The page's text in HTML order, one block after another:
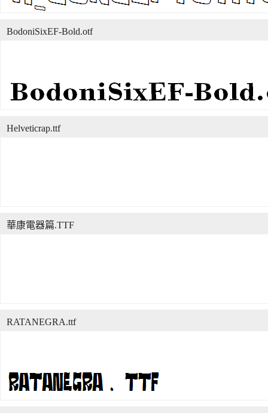
BodoniSixEF-Bold.otf
Helveticrap.ttf
華康電器篇.TTF
RATANEGRA.ttf